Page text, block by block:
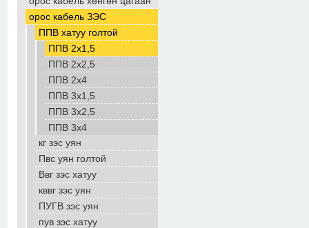
орос кабель ЗЭС
ППВ хатуу голтой
ППВ 2х1,5
ППВ 2х2,5
ППВ 2х4
ППВ 3х1,5
ППВ 3х2,5
ППВ 3х4
кг зэс уян
Пвс уян голтой
Ввг зэс хатуу
кввг зэс уян
ПУГВ зэс уян
пув зэс хатуу